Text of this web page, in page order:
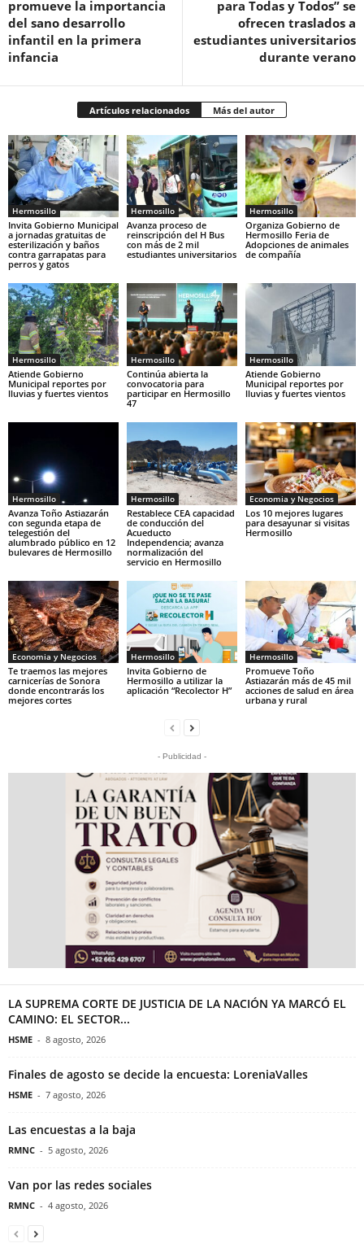
promueve la importancia
del sano desarrollo
infantil en la primera
infancia
para Todas y Todos” se
ofrecen traslados a
estudiantes universitarios
durante verano
Artículos relacionados Más del autor
Hermosillo
Invita Gobierno Municipal
a jornadas gratuitas de
esterilización y baños
contra garrapatas para
perros y gatos
Hermosillo
Avanza proceso de
reinscripción del H Bus
con más de 2 mil
estudiantes universitarios
Hermosillo
Organiza Gobierno de
Hermosillo Feria de
Adopciones de animales
de compañía
Hermosillo
Atiende Gobierno
Municipal reportes por
lluvias y fuertes vientos
Hermosillo
Continúa abierta la
convocatoria para
participar en Hermosillo
47
Hermosillo
Atiende Gobierno
Municipal reportes por
lluvias y fuertes vientos
Hermosillo
Avanza Toño Astiazarán
con segunda etapa de
telegestión del
alumbrado público en 12
bulevares de Hermosillo
Hermosillo
Restablece CEA capacidad
de conducción del
Acueducto
Independencia; avanza
normalización del
servicio en Hermosillo
Economia y Negocios
Los 10 mejores lugares
para desayunar si visitas
Hermosillo
Economia y Negocios
Te traemos las mejores
carnicerías de Sonora
donde encontrarás los
mejores cortes
Hermosillo
Invita Gobierno de
Hermosillo a utilizar la
aplicación “Recolector H”
Hermosillo
Promueve Toño
Astiazarán más de 45 mil
acciones de salud en área
urbana y rural
- Publicidad -
LA SUPREMA CORTE DE JUSTICIA DE LA NACIÓN YA MARCÓ EL
CAMINO: EL SECTOR...
HSME - 8 agosto, 2026
Finales de agosto se decide la encuesta: LoreniaValles
HSME - 7 agosto, 2026
Las encuestas a la baja
RMNC - 5 agosto, 2026
Van por las redes sociales
RMNC - 4 agosto, 2026